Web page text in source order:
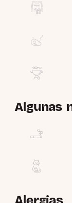
Algunas